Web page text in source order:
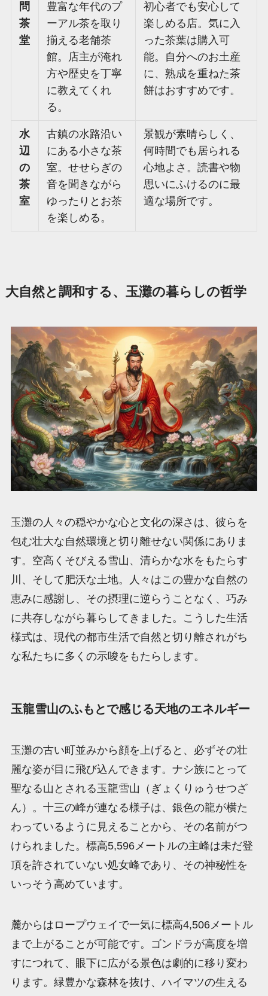
問
茶
堂
豊富な年代のプ
ーアル茶を取り
揃える老舗茶
館。店主が淹れ
方や歴史を丁寧
に教えてくれ
る。
初心者でも安心して
楽しめる店。気に入
った茶葉は購入可
能。自分へのお土産
に、熟成を重ねた茶
餅はおすすめです。
水
辺
の
茶
室
古鎮の水路沿い
にある小さな茶
室。せせらぎの
音を聞きながら
ゆったりとお茶
を楽しめる。
景観が素晴らしく、
何時間でも居られる
心地よさ。読書や物
思いにふけるのに最
適な場所です。
大自然と調和する、玉灘の暮らしの哲学
玉灘の人々の穏やかな心と文化の深さは、彼らを
包む壮大な自然環境と切り離せない関係にありま
す。空高くそびえる雪山、清らかな水をもたらす
川、そして肥沃な土地。人々はこの豊かな自然の
恵みに感謝し、その摂理に逆らうことなく、巧み
に共存しながら暮らしてきました。こうした生活
様式は、現代の都市生活で自然と切り離されがち
な私たちに多くの示唆をもたらします。
玉龍雪山のふもとで感じる天地のエネルギー
玉灘の古い町並みから顔を上げると、必ずその壮
麗な姿が目に飛び込んできます。ナシ族にとって
聖なる山とされる玉龍雪山（ぎょくりゅうせつざ
ん）。十三の峰が連なる様子は、銀色の龍が横た
わっているように見えることから、その名前がつ
けられました。標高5,596メートルの主峰は未だ登
頂を許されていない処女峰であり、その神秘性を
いっそう高めています。
麓からはロープウェイで一気に標高4,506メートル
まで上がることが可能です。ゴンドラが高度を増
すにつれて、眼下に広がる景色は劇的に移り変わ
ります。緑豊かな森林を抜け、ハイマツの生える